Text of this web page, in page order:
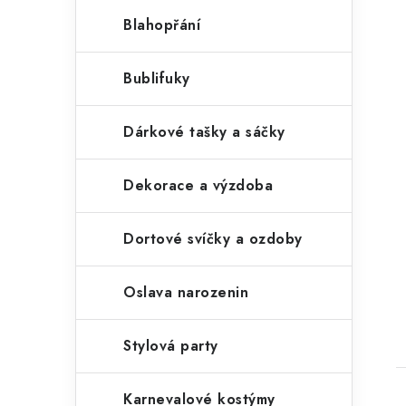
n
n
p
e
i
Blahopřání
Bublifuky
Dárkové tašky a sáčky
Dekorace a výzdoba
Dortové svíčky a ozdoby
Oslava narozenin
Stylová party
Karnevalové kostýmy